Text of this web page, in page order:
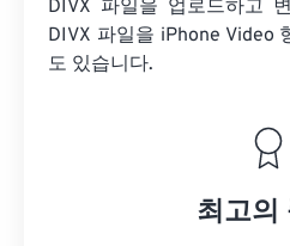
DIVX 파일을 업로드하고
DIVX 파일을 iPhone Video
도 있습니다.
최고의